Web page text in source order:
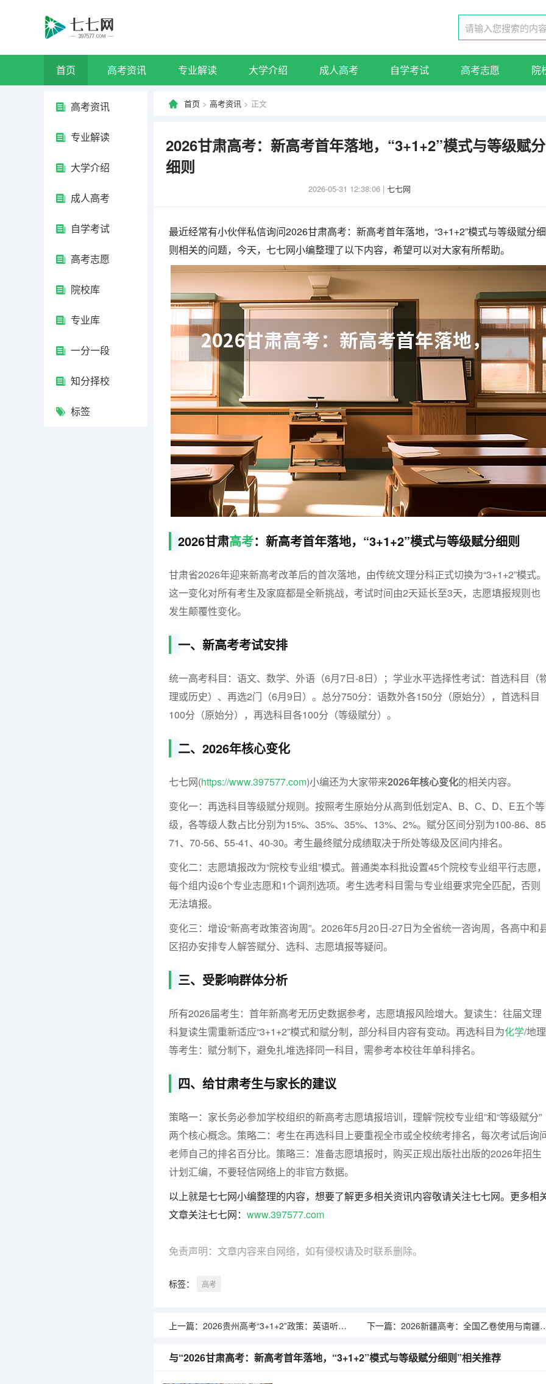
首页 高考资讯 专业解读 大学介绍 成人高考 自学考试 高考志愿 院
高考资讯
专业解读
大学介绍
成人高考
自学考试
高考志愿
院校库
专业库
一分一段
知分择校
标签
首页 > 高考资讯 > 正文
2026甘肃高考：新高考首年落地，“3+1+2”模式与等级赋分
细则
2026-05-31 12:38:06 | 七七网
最近经常有小伙伴私信询问2026甘肃高考：新高考首年落地，“3+1+2”模式与等级赋分细
则相关的问题，今天，七七网小编整理了以下内容，希望可以对大家有所帮助。
2026甘肃高考：新高考首年落地，“3+1+2”模式与等级赋分细则
甘肃省2026年迎来新高考改革后的首次落地，由传统文理分科正式切换为“3+1+2”模式。
这一变化对所有考生及家庭都是全新挑战，考试时间由2天延长至3天，志愿填报规则也
发生颠覆性变化。
一、新高考考试安排
统一高考科目：语文、数学、外语（6月7日-8日）；学业水平选择性考试：首选科目（
理或历史）、再选2门（6月9日）。总分750分：语数外各150分（原始分），首选科目
100分（原始分），再选科目各100分（等级赋分）。
二、2026年核心变化
七七网(https://www.397577.com)小编还为大家带来2026年核心变化的相关内容。
变化一：再选科目等级赋分规则。 按照考生原始分从高到低划定A、B、C、D、E五个等
级，各等级人数占比分别为15%、35%、35%、13%、2%。赋分区间分别为100-86、
71、70-56、55-41、40-30。考生最终赋分成绩取决于所处等级及区间内排名。
变化二：志愿填报改为“院校专业组”模式。 普通类本科批设置45个院校专业组平行志愿，
每个组内设6个专业志愿和1个调剂选项。考生选考科目需与专业组要求完全匹配，否则
无法填报。
变化三：增设“新高考政策咨询周”。 2026年5月20日-27日为全省统一咨询周，各高中和
区招办安排专人解答赋分、选科、志愿填报等疑问。
三、受影响群体分析
所有2026届考生： 首年新高考无历史数据参考，志愿填报风险增大。 复读生： 往届文理
科复读生需重新适应“3+1+2”模式和赋分制，部分科目内容有变动。 再选科目为化学/地理
等考生： 赋分制下，避免扎堆选择同一科目，需参考本校往年单科排名。
四、给甘肃考生与家长的建议
策略一： 家长务必参加学校组织的新高考志愿填报培训，理解“院校专业组”和“等级赋分”
两个核心概念。 策略二： 考生在再选科目上要重视全市或全校统考排名，每次考试后询
老师自己的排名百分比。 策略三： 准备志愿填报时，购买正规出版社出版的2026年招生
计划汇编，不要轻信网络上的非官方数据。
以上就是七七网小编整理的内容，想要了解更多相关资讯内容敬请关注七七网。更多相
文章关注七七网： www.397577.com
免责声明：文章内容来自网络，如有侵权请及时联系删除。
标签： 高考
上一篇： 2026贵州高考“3+1+2”政策：英语听力一年两考，民族语言测试同步进行 下一篇： 2026新疆高考：全国乙卷使用与南疆单列计划详解
与“2026甘肃高考：新高考首年落地，“3+1+2”模式与等级赋分细则”相关推荐